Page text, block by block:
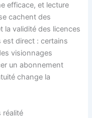
efficace, et lecture
cachent des
la validité des licences
est direct : certains
visionnages
un abonnement
change la
réalité